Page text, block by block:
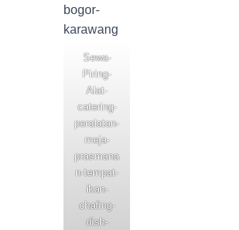
Sewa-
Piring-
Alat-
catering-
peralatan-
meja-
prasmana
n-tempat-
ikan-
chafing-
dish-